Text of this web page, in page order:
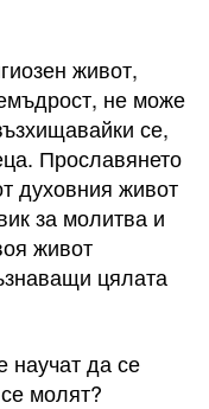
живот,
не може
се,
Прославянето
духовния живот
за молитва и
живот
цялата
научат да се
молят?